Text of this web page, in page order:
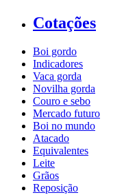
Cotações
Boi gordo
Indicadores
Vaca gorda
Novilha gorda
Couro e sebo
Mercado futuro
Boi no mundo
Atacado
Equivalentes
Leite
Grãos
Reposição